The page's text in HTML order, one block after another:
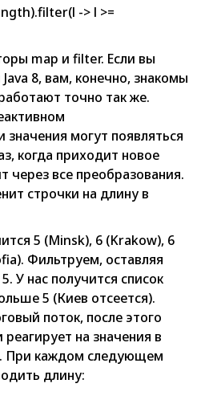
-> l >=
map и filter. Если вы
8, вам, конечно, знакомы
точно так же.
могут появляться
когда приходит новое
через все преобразования.
строчки на длину в
5 (Minsk), 6 (Krakow), 6
Фильтруем, оставляя
У нас получится список
5 (Киев отсеется).
поток, после этого
на значения в
При каждом следующем
длину: